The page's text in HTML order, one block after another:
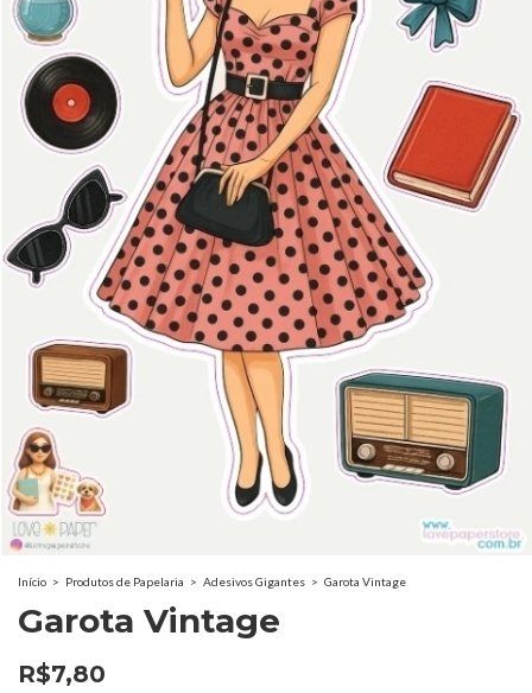
Início > Produtos de Papelaria > Adesivos Gigantes > Garota Vintage
Garota Vintage
R$7,80